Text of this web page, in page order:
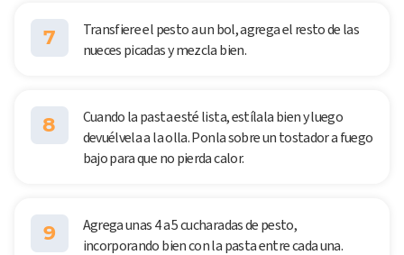
7
Transfiere el pesto a un bol, agrega el resto de las
nueces picadas y mezcla bien.
8
Cuando la pasta esté lista, estílala bien y luego
devuélvela a la olla. Ponla sobre un tostador a fuego
bajo para que no pierda calor.
9
Agrega unas 4 a 5 cucharadas de pesto,
incorporando bien con la pasta entre cada una.